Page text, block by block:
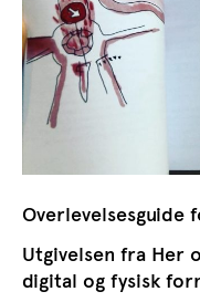
Overlevelsesguide
Utgivelsen fra Her
digital og fysisk